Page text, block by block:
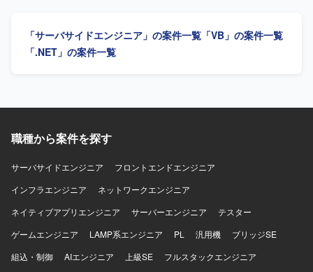
「サーバサイドエンジニア」の案件一覧 「VB」の案件一覧
「.NET」の案件一覧
職種から案件を探す
サーバサイドエンジニア
フロントエンドエンジニア
インフラエンジニア
ネットワークエンジニア
ネイティブアプリエンジニア
サーバーエンジニア
テスター
ゲームエンジニア
LAMP系エンジニア PL 汎用機
ブリッジSE
組込・制御
AIエンジニア 上級SE
フルスタックエンジニア